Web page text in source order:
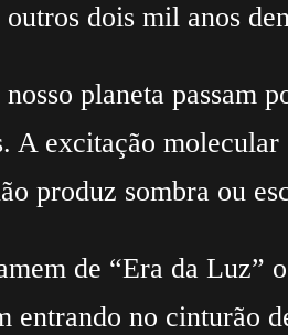
dois mil anos
planeta
A excitação
produz sombra ou
de “Era da Luz”
entrando no cinturão